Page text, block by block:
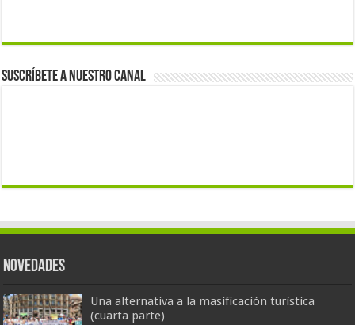
Suscríbete a nuestro canal
Novedades
Una alternativa a la masificación turística
(cuarta parte)